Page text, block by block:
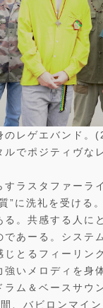
のレゲエバンド。
ルでポジティヴな
すラスタファーラ
”に洗礼を受ける。
。共感する人に
であーる。システ
じとるフィーリン
強いメロディを身
ラム＆ベースサウ
、バビロンマイ